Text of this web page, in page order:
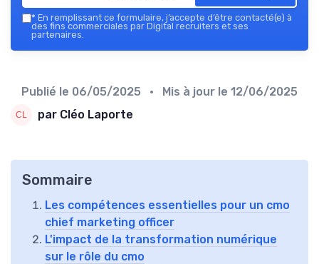
* En remplissant ce formulaire, j’accepte d’être contacté(e) à
des fins commerciales par Digital recruiters et ses
partenaires.
Publié le 06/05/2025 • Mis à jour le 12/06/2025
par Cléo Laporte
Sommaire
Les compétences essentielles pour un cmo
chief marketing officer
L'impact de la transformation numérique
sur le rôle du cmo